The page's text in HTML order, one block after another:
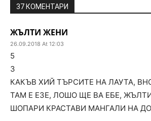
37 КОМЕНТАРИ
ЖЪЛТИ ЖЕНИ
26.09.2018 At 12:03
5
3
КАКЪВ ХИЙ ТЪРСИТЕ НА ЛАУТА,
ТАМ Е ЕЗЕ, ЛОШО ЩЕ ВА ЕБЕ,
ШОПАРИ КРАСТАВИ МАНГАЛИ НА